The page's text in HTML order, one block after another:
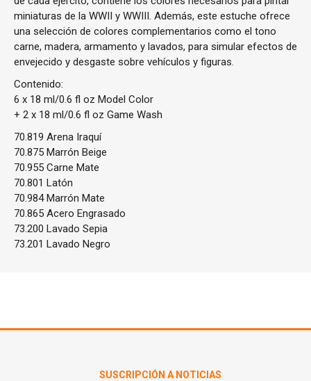
miniaturas de la WWII y WWIII. Además, este estuche ofrece
una selección de colores complementarios como el tono
carne, madera, armamento y lavados, para simular efectos de
envejecido y desgaste sobre vehículos y figuras.
Contenido:
6 x 18 ml/0.6 fl oz Model Color
+ 2 x 18 ml/0.6 fl oz Game Wash
70.819 Arena Iraquí
70.875 Marrón Beige
70.955 Carne Mate
70.801 Latón
70.984 Marrón Mate
70.865 Acero Engrasado
73.200 Lavado Sepia
73.201 Lavado Negro
SUSCRIPCIÓN A NOTICIAS